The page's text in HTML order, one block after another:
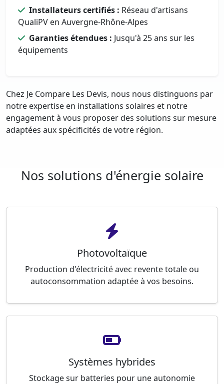
Installateurs certifiés : Réseau d'artisans
QualiPV en Auvergne-Rhône-Alpes
Garanties étendues : Jusqu'à 25 ans sur les
équipements
Chez Je Compare Les Devis, nous nous distinguons par
notre expertise en installations solaires et notre
engagement à vous proposer des solutions sur mesure
adaptées aux spécificités de votre région.
Nos solutions d'énergie solaire
Photovoltaïque
Production d'électricité avec revente totale ou
autoconsommation adaptée à vos besoins.
Systèmes hybrides
Stockage sur batteries pour une autonomie